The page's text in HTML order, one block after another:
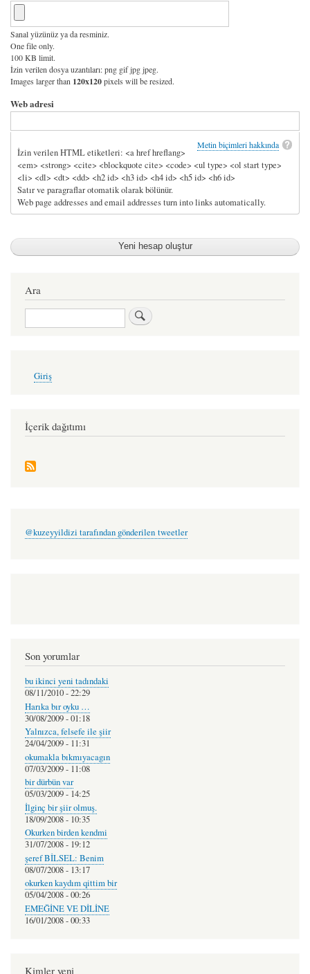
Sanal yüzünüz ya da resminiz.
One file only.
100 KB limit.
İzin verilen dosya uzantıları: png gif jpg jpeg.
Images larger than 120x120pixels will be resized.
Web adresi
Metin biçimleri hakkında
İzin verilen HTML etiketleri: <a href hreflang>
<em> <strong> <cite> <blockquote cite> <code> <ul type> <ol start type>
<li> <dl> <dt> <dd> <h2 id> <h3 id> <h4 id> <h5 id> <h6 id>
Satır ve paragraflar otomatik olarak bölünür.
Web page addresses and email addresses turn into links automatically.
Ara
Ara
account
Giriş
İçerik dağıtımı
@kuzeyyildizi tarafından gönderilen tweetler
Son yorumlar
bu ikinci yeni tadındaki
08/11/2010 - 22:29
Harıka bır oyku …
30/08/2009 - 01:18
Yalnızca, felsefe ile şiir
24/04/2009 - 11:31
okumakla bıkmıyacagın
07/03/2009 - 11:08
bir dürbün var
05/03/2009 - 14:25
İlginç bir şiir olmuş.
18/09/2008 - 10:35
Okurken birden kendmi
31/07/2008 - 19:12
şeref BİLSEL: Benim
08/07/2008 - 13:17
okurken kaydım qittim bir
05/04/2008 - 00:26
EMEĞİNE VE DİLİNE
16/01/2008 - 00:33
Kimler yeni